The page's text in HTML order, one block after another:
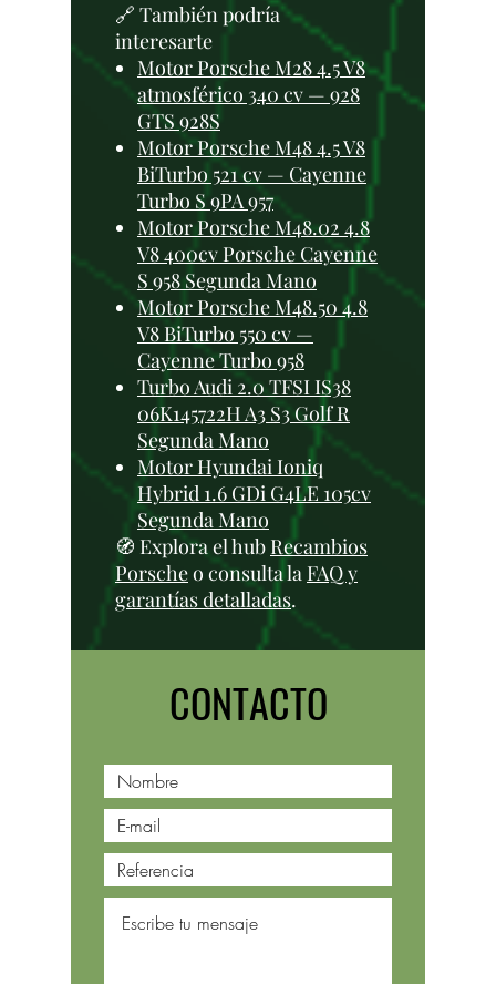
🔗 También podría
interesarte
Motor Porsche M28 4.5 V8
atmosférico 340 cv — 928
GTS 928S
Motor Porsche M48 4.5 V8
BiTurbo 521 cv — Cayenne
Turbo S 9PA 957
Motor Porsche M48.02 4.8
V8 400cv Porsche Cayenne
S 958 Segunda Mano
Motor Porsche M48.50 4.8
V8 BiTurbo 550 cv —
Cayenne Turbo 958
Turbo Audi 2.0 TFSI IS38
06K145722H A3 S3 Golf R
Segunda Mano
Motor Hyundai Ioniq
Hybrid 1.6 GDi G4LE 105cv
Segunda Mano
🧭 Explora el hub Recambios
Porscheo consulta la FAQ y
garantías detalladas.
CONTACTO